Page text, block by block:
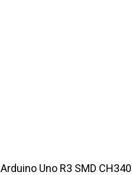
Arduino Uno R3 SMD CH340